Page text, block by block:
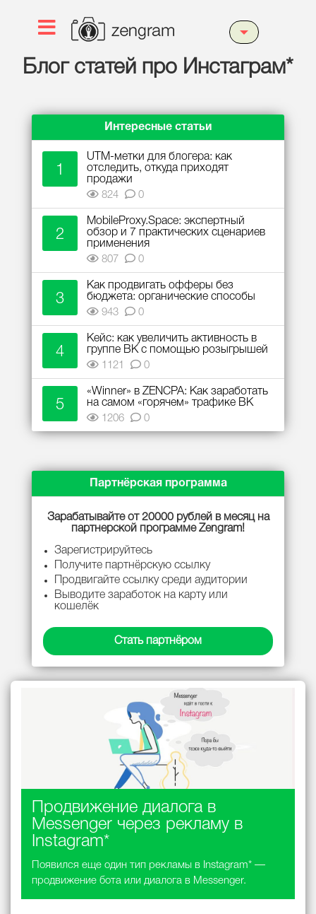
Блог статей про Инстаграм*
Интересные статьи
1
UTM-метки для блогера: как
отследить, откуда приходят
продажи
824
0
2
MobileProxy.Space: экспертный
обзор и 7 практических сценариев
применения
807
0
3
Как продвигать офферы без
бюджета: органические способы
943
0
4
Кейс: как увеличить активность в
группе ВК с помощью розыгрышей
1121
0
5
«Winner» в ZENCPA: Как заработать
на самом «горячем» трафике ВК
1206
0
Партнёрская программа
Зарабатывайте от 20000 рублей в месяц на
партнерской программе Zengram!
Зарегистрируйтесь
Получите партнёрскую ссылку
Продвигайте ссылку среди аудитории
Выводите заработок на карту или
кошелёк
Стать партнёром
Продвижение диалога в
Messenger через рекламу в
Instagram*
Появился еще один тип рекламы в Instagram* —
продвижение бота или диалога в Messenger.